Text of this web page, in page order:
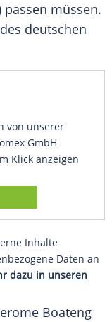
passen müssen.
deutschen
von unserer
GmbH
Klick anzeigen
Inhalte
Daten an
dazu in unseren
Boateng